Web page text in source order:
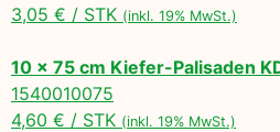
3,05 € / STK (inkl. 19% MwSt.)
10 x 75 cm Kiefer-Palisaden
1540010075
4,60 € / STK (inkl. 19% MwSt.)